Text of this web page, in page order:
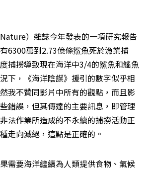
）雜誌今年發表的一項研究報告
6300萬到2.73億條鯊魚死於漁業捕
捕撈導致現在海洋中3/4的鯊魚和鰩魚
下，《海洋陰謀》援引的數字似乎相
我不贊同影片中所有的觀點，而且影
錯誤，但其傳達的主要訊息，即管理
法作業所造成的不永續的捕撈活動正
走向滅絕，這點是正確的。
需要海洋繼續為人類提供食物、氣候